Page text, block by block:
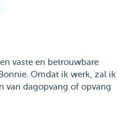
vaste en betrouwbare
Omdat ik werk, zal ik
van dagopvang of opvang